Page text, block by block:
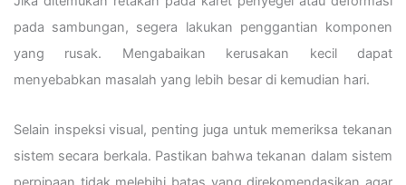
pada sambungan, segera lakukan penggantian komponen
yang rusak. Mengabaikan kerusakan kecil dapat
menyebabkan masalah yang lebih besar di kemudian hari.
Selain inspeksi visual, penting juga untuk memeriksa tekanan
sistem secara berkala. Pastikan bahwa tekanan dalam sistem